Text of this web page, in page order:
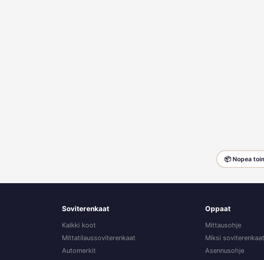
📦 Nopea
Soviterenkaat
Kaikki koot
Mittatilaussoviterenkaat
Automerkit
Oppaat
Mittausohje
Miksi
Asennusohje